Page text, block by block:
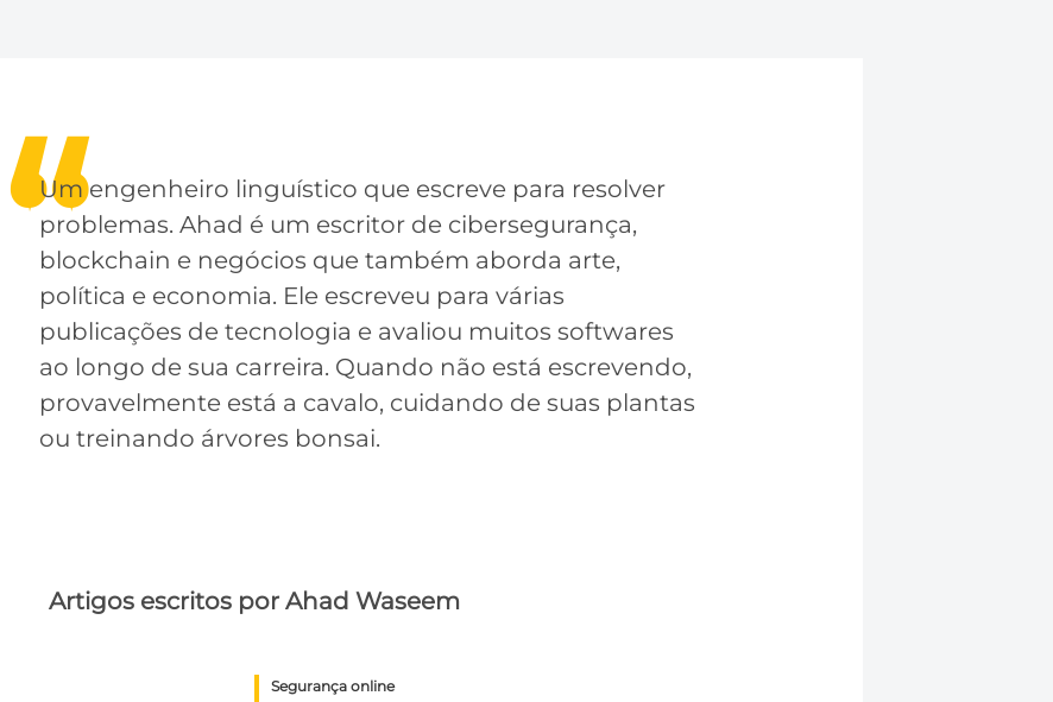
Um engenheiro linguístico que escreve para resolver
problemas. Ahad é um escritor de cibersegurança,
blockchain e negócios que também aborda arte,
política e economia. Ele escreveu para várias
publicações de tecnologia e avaliou muitos softwares
ao longo de sua carreira. Quando não está escrevendo,
provavelmente está a cavalo, cuidando de suas plantas
ou treinando árvores bonsai.
Artigos escritos por Ahad Waseem
Segurança online